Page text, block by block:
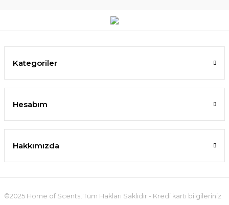
Kategoriler
Hesabım
Hakkımızda
©2025 Home of Scents, Tüm Hakları Saklıdır - Kredi kartı bilgileriniz